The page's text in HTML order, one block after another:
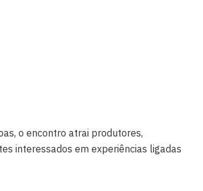
o encontro atrai produtores,
interessados em experiências ligadas